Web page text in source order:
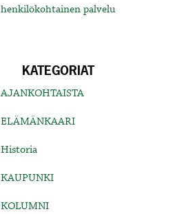
henkilökohtainen palvelu
KATEGORIAT
AJANKOHTAISTA
ELÄMÄNKAARI
Historia
KAUPUNKI
KOLUMNI